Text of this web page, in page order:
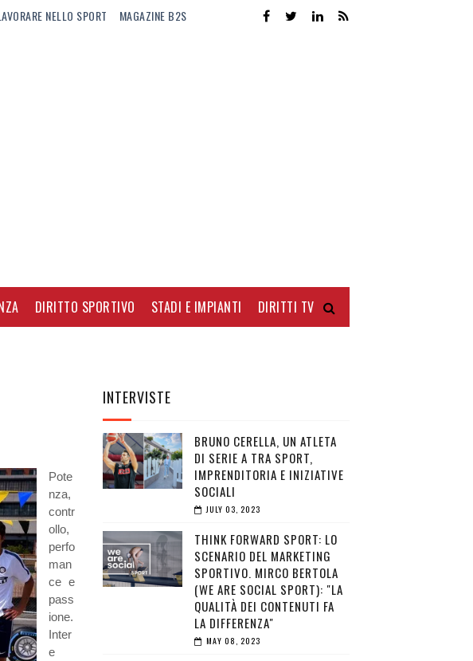
NELLO SPORT MAGAZINE B2S
DIRITTO SPORTIVO STADI E IMPIANTI DIRITTI TV
Pote
nza,
contr
ollo,
perfo
man
ce e
pass
ione.
Inter
e
INTERVISTE
BRUNO CERELLA, UN ATLETA
DI SERIE A TRA SPORT,
IMPRENDITORIA E INIZIATIVE
SOCIALI
JULY 03, 2023
THINK FORWARD SPORT: LO
SCENARIO DEL MARKETING
SPORTIVO. MIRCO BERTOLA
(WE ARE SOCIAL SPORT): "LA
QUALITÀ DEI CONTENUTI FA
LA DIFFERENZA"
MAY 08, 2023